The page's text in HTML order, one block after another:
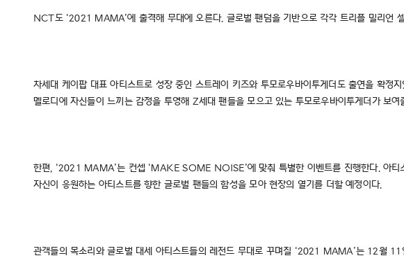
NCT도 ‘2021 MAMA’에 출격해 무대에 오른다. 글로벌 팬덤을 기반으로 각각 트리플 밀리
차세대 케이팝 대표 아티스트로 성장 중인 스트레이 키즈와 투모로우바이투게더도 출연을 확
멜로디에 자신들이 느끼는 감정을 투영해 Z세대 팬들을 모으고 있는 투모로우바이투게더가 보
한편, ‘2021 MAMA’는 컨셉 ‘MAKE SOME NOISE’에 맞춰 특별한 이벤트를 진행한다. 아
자신이 응원하는 아티스트를 향한 글로벌 팬들의 함성을 모아 현장의 열기를 더할 예정이다.
관객들의 목소리와 글로벌 대세 아티스트들의 레전드 무대로 꾸며질 ‘2021 MAMA’는 12월